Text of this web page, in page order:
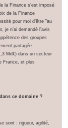
la Finance s’est imposé
de la Finance
pour moi d’être "au
je n’ai demandé l'avis
des groupes
partagée.
Md€) dans un secteur
France, et plus
ce domaine ?
sont : rigueur, agilité,